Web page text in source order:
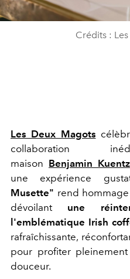
Crédits :
Les Deux Magots
collaboration
maison Benjamin Kuentz
une expérience
Musette" rend
dévoilant une
l'emblématique Irish
rafraîchissante,
pour profiter
douceur.